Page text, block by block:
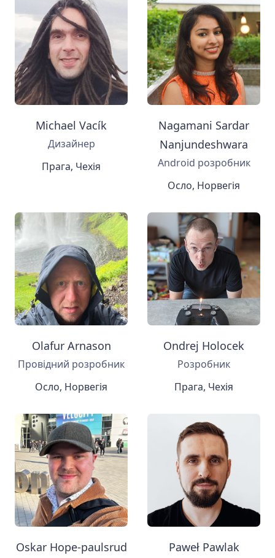
Michael Vacík
Дизайнер
Прага, Чехія
Nagamani Sardar
Nanjundeshwara
Android розробник
Осло, Норвегія
Olafur Arnason
Провідний розробник
Осло, Норвегія
Ondrej Holocek
Розробник
Прага, Чехія
Oskar Hope-paulsrud Paweł Pawlak